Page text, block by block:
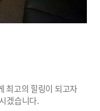
최고의 힐링이 되고자
겠습니다.